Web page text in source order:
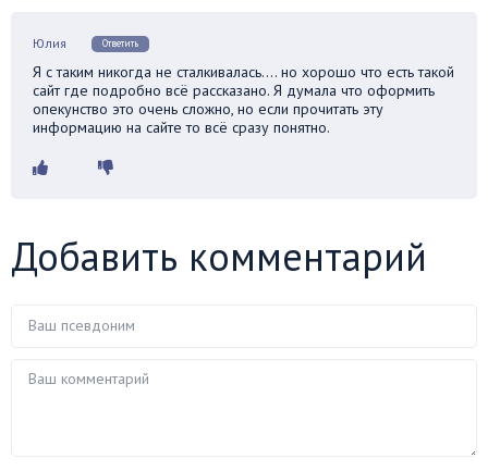
Юлия Ответить
Я с таким никогда не сталкивалась…. но хорошо что есть такой
сайт где подробно всё рассказано. Я думала что оформить
опекунство это очень сложно, но если прочитать эту
информацию на сайте то всё сразу понятно.
Добавить комментарий